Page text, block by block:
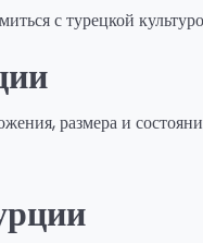
с турецкой
размера и